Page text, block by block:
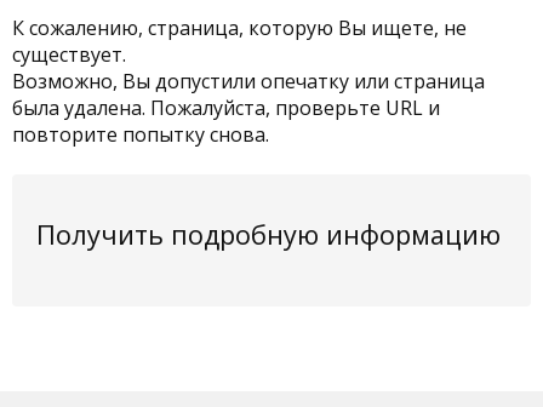
К сожалению, страница, которую Вы ищете, не
существует.
Возможно, Вы допустили опечатку или страница
была удалена. Пожалуйста, проверьте URL и
повторите попытку снова.
Получить подробную информацию